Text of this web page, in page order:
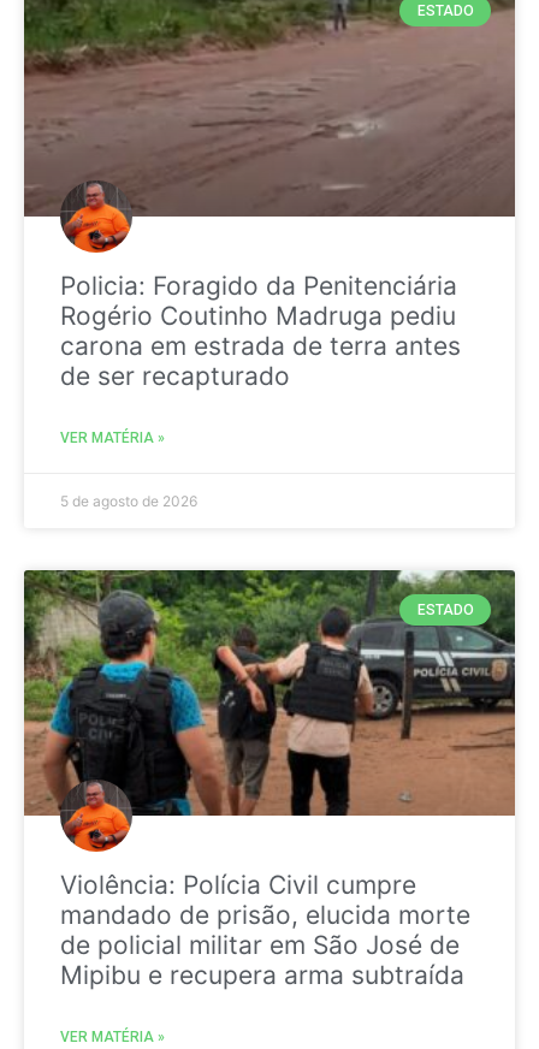
ESTADO
Policia: Foragido da Penitenciária
Rogério Coutinho Madruga pediu
carona em estrada de terra antes
de ser recapturado
VER MATÉRIA »
5 de agosto de 2026
ESTADO
Violência: Polícia Civil cumpre
mandado de prisão, elucida morte
de policial militar em São José de
Mipibu e recupera arma subtraída
VER MATÉRIA »